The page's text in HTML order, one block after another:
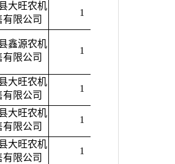
大旺农机
有限公司
1
鑫源农机
有限公司
1
大旺农机
有限公司
1
大旺农机
有限公司
1
大旺农机
有限公司
1